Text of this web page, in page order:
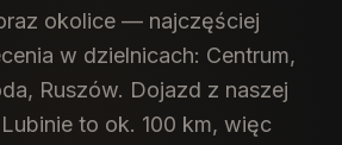
okolice — najczęściej
w dzielnicach: Centrum,
Ruszów. Dojazd z naszej
to ok. 100 km, więc